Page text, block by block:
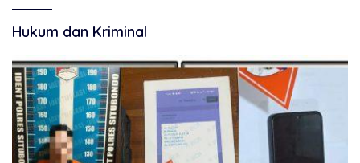
Hukum dan Kriminal